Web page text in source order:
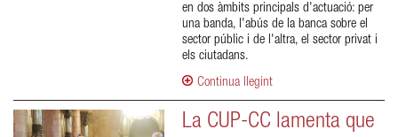
en dos àmbits principals d'actuació: per
una banda, l'abús de la banca sobre el
sector públic i de l'altra, el sector privat i
els ciutadans.
Continua llegint
La CUP-CC lamenta que